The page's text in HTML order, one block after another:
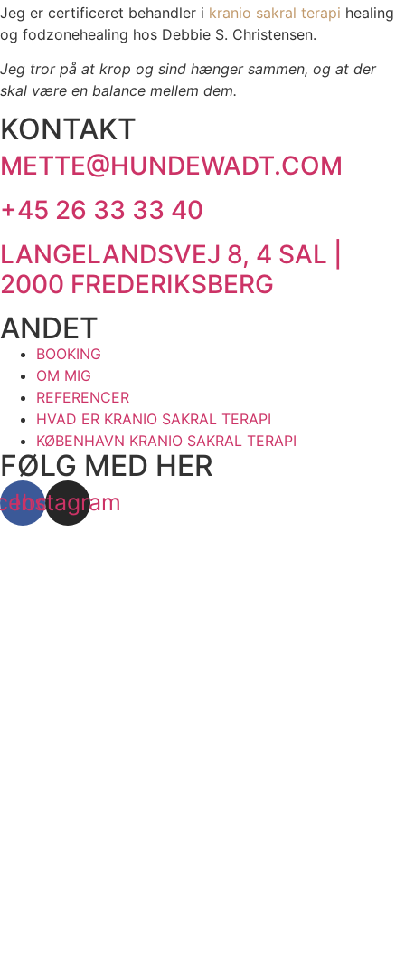
Jeg er certificeret behandler i kranio sakral terapi healing
og fodzonehealing hos Debbie S. Christensen.
Jeg tror på at krop og sind hænger sammen, og at der
skal være en balance mellem dem.
KONTAKT
METTE@HUNDEWADT.COM
+45 26 33 33 40
LANGELANDSVEJ 8, 4 SAL |
2000 FREDERIKSBERG
ANDET
BOOKING
OM MIG
REFERENCER
HVAD ER KRANIO SAKRAL TERAPI
KØBENHAVN KRANIO SAKRAL TERAPI
FØLG MED HER
Instagram